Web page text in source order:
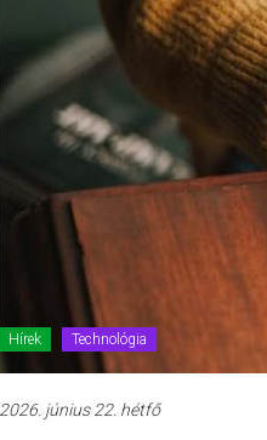
Hírek Technológia
2026. június 22. hétfő